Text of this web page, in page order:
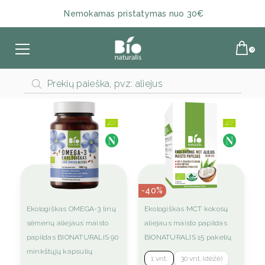
Nemokamas pristatymas nuo 30€
Products
search
Ekologiškas OMEGA-3 linų
sėmenų aliejaus maisto
papildas BIONATURALIS 90
minkštųjų kapsulių
This
product
has
multiple
-40%
Ekologiškas MCT kokosų
aliejaus maisto papildas
BIONATURALIS 15 pakelių
1 vnt. 30 vnt. (dėžė)
This
product
has
multiple